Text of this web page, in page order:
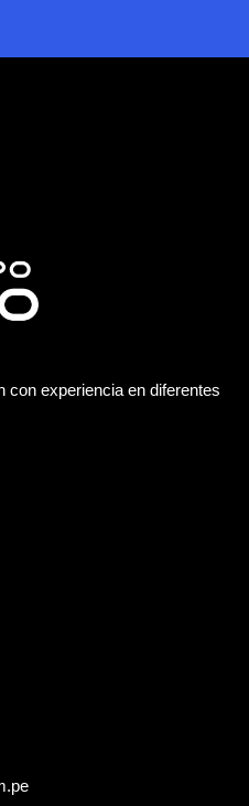
con experiencia en diferentes